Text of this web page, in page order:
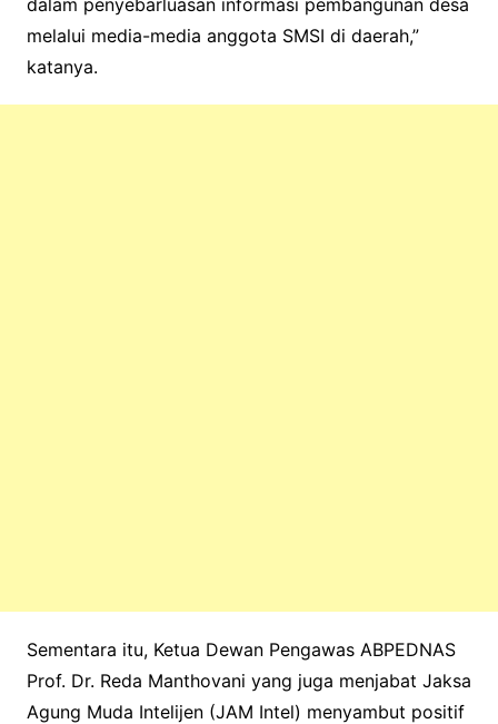
dalam penyebarluasan informasi pembangunan desa
melalui media-media anggota SMSI di daerah,”
katanya.
Sementara itu, Ketua Dewan Pengawas ABPEDNAS
Prof. Dr. Reda Manthovani yang juga menjabat Jaksa
Agung Muda Intelijen (JAM Intel) menyambut positif